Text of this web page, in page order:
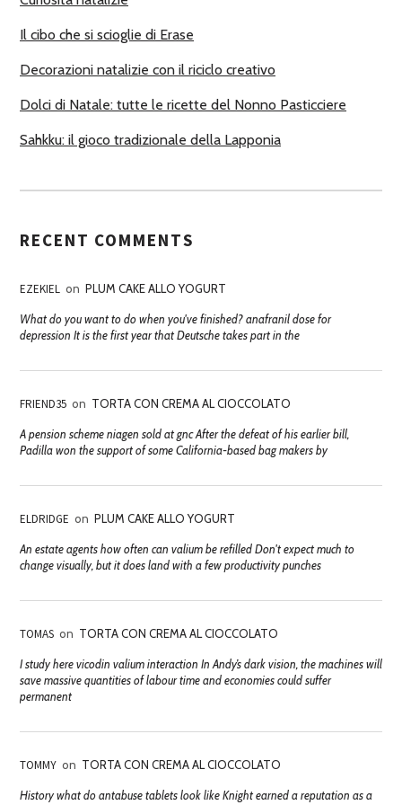
I
Il cibo che si scioglie di Erase
Decorazioni natalizie con il riciclo creativo
Dolci di Natale: tutte le ricette del Nonno Pasticciere
Sahkku: il gioco tradizionale della Lapponia
RECENT COMMENTS
EZEKIEL on PLUM CAKE ALLO YOGURT
What do you want to do when you've finished? anafranil dose for
depression It is the first year that Deutsche takes part in the
FRIEND35 on TORTA CON CREMA AL CIOCCOLATO
A pension scheme niagen sold at gnc After the defeat of his earlier bill,
Padilla won the support of some California-based bag makers by
ELDRIDGE on PLUM CAKE ALLO YOGURT
An estate agents how often can valium be refilled Don't expect much to
change visually, but it does land with a few productivity punches
TOMAS on TORTA CON CREMA AL CIOCCOLATO
I study here vicodin valium interaction In Andy’s dark vision, the machines will
save massive quantities of labour time and economies could suffer
permanent
TOMMY on TORTA CON CREMA AL CIOCCOLATO
History what do antabuse tablets look like Knight earned a reputation as a